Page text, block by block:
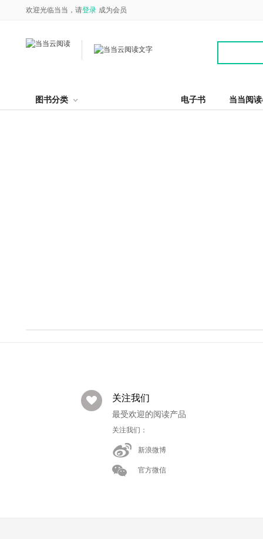
欢迎光临当当，请登录 成为会员
图书分类 电子书 当当阅
关注我们
最受欢迎的阅读产品
关注我们：
新浪微博
官方微信